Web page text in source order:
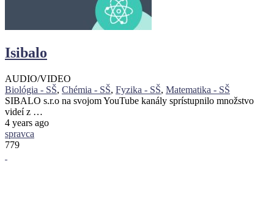
Isibalo
AUDIO/VIDEO
Biológia - SŠ, Chémia - SŠ, Fyzika - SŠ, Matematika - SŠ
SIBALO s.r.o na svojom YouTube kanály sprístupnilo množstvo
videí z …
4 years ago
spravca
779